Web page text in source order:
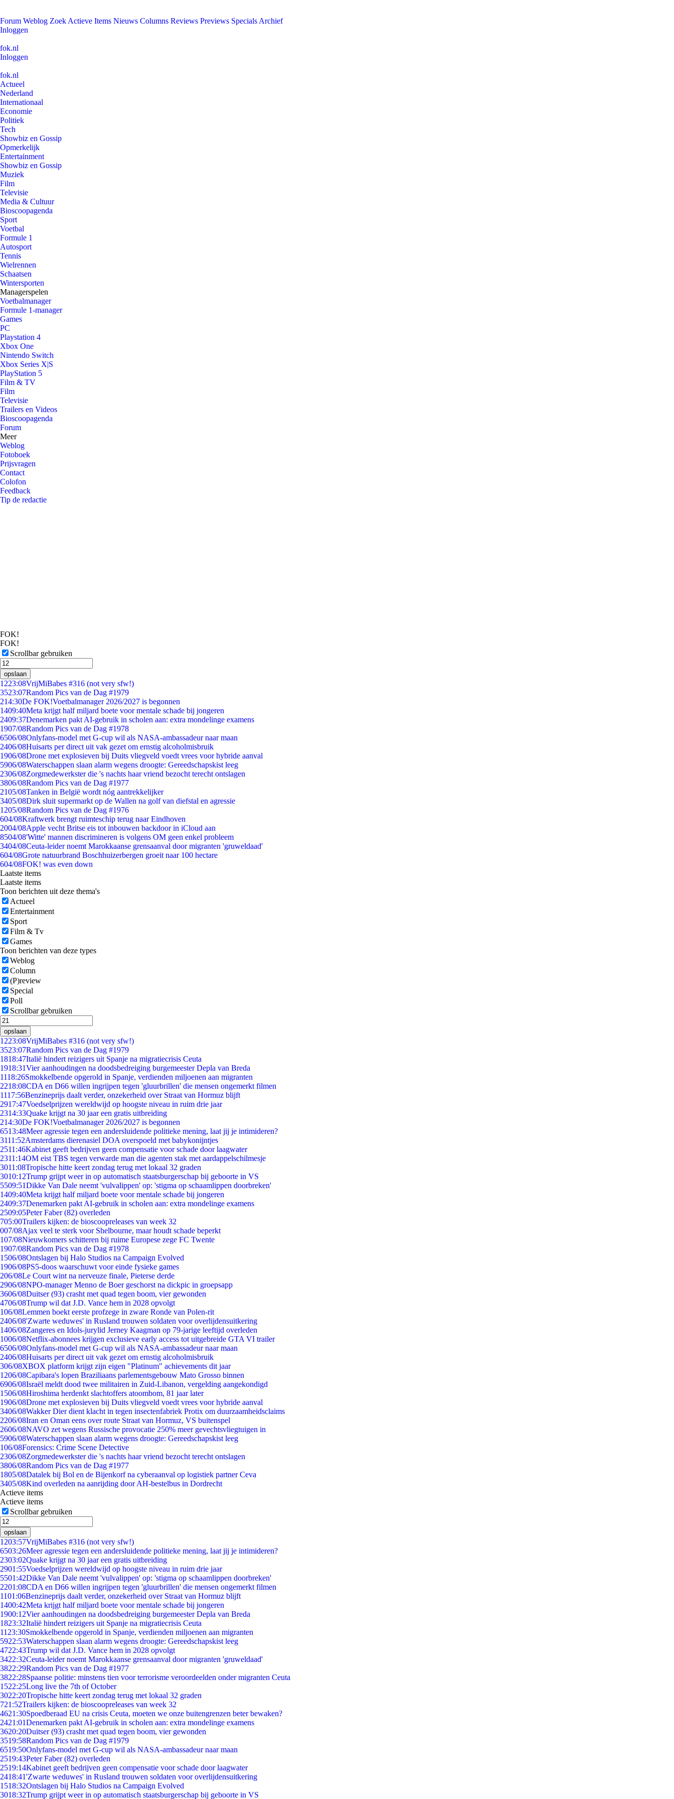
Forum Weblog Zoek Actieve Items Nieuws Columns Reviews Previews Specials Archief
Inloggen
fok.nl
Inloggen
fok.nl
Actueel
Nederland
Internationaal
Economie
Politiek
Tech
Showbiz en Gossip
Opmerkelijk
Entertainment
Showbiz en Gossip
Muziek
Film
Televisie
Media & Cultuur
Bioscoopagenda
Sport
Voetbal
Formule 1
Autosport
Tennis
Wielrennen
Schaatsen
Wintersporten
Managerspelen
Voetbalmanager
Formule 1-manager
Games
PC
Playstation 4
Xbox One
Nintendo Switch
Xbox Series X|S
PlayStation 5
Film & TV
Film
Televisie
Trailers en Videos
Bioscoopagenda
Forum
Meer
Weblog
Fotoboek
Prijsvragen
Contact
Colofon
Feedback
Tip de redactie
FOK!
FOK!
Scrollbar gebruiken
opslaan
1223:08VrijMiBabes #316 (not very sfw!)
3523:07Random Pics van de Dag #1979
214:30De FOK!Voetbalmanager 2026/2027 is begonnen
1409:40Meta krijgt half miljard boete voor mentale schade bij jongeren
2409:37Denemarken pakt AI-gebruik in scholen aan: extra mondelinge examens
1907/08Random Pics van de Dag #1978
6506/08Onlyfans-model met G-cup wil als NASA-ambassadeur naar maan
2406/08Huisarts per direct uit vak gezet om ernstig alcoholmisbruik
1906/08Drone met explosieven bij Duits vliegveld voedt vrees voor hybride aanval
5906/08Waterschappen slaan alarm wegens droogte: Gereedschapskist leeg
2306/08Zorgmedewerkster die 's nachts haar vriend bezocht terecht ontslagen
3806/08Random Pics van de Dag #1977
2105/08Tanken in België wordt nóg aantrekkelijker
3405/08Dirk sluit supermarkt op de Wallen na golf van diefstal en agressie
1205/08Random Pics van de Dag #1976
604/08Kraftwerk brengt ruimteschip terug naar Eindhoven
2004/08Apple vecht Britse eis tot inbouwen backdoor in iCloud aan
8504/08'Witte' mannen discrimineren is volgens OM geen enkel probleem
3404/08Ceuta-leider noemt Marokkaanse grensaanval door migranten 'gruweldaad'
604/08Grote natuurbrand Boschhuizerbergen groeit naar 100 hectare
604/08FOK! was even down
Laatste items
Laatste items
Toon berichten uit deze thema's
Actueel
Entertainment
Sport
Film & Tv
Games
Toon berichten van deze types
Weblog
Column
(P)review
Special
Poll
Scrollbar gebruiken
opslaan
1223:08VrijMiBabes #316 (not very sfw!)
3523:07Random Pics van de Dag #1979
1818:47Italië hindert reizigers uit Spanje na migratiecrisis Ceuta
1918:31Vier aanhoudingen na doodsbedreiging burgemeester Depla van Breda
1118:26Smokkelbende opgerold in Spanje, verdienden miljoenen aan migranten
2218:08CDA en D66 willen ingrijpen tegen 'gluurbrillen' die mensen ongemerkt filmen
1117:56Benzineprijs daalt verder, onzekerheid over Straat van Hormuz blijft
2917:47Voedselprijzen wereldwijd op hoogste niveau in ruim drie jaar
2314:33Quake krijgt na 30 jaar een gratis uitbreiding
214:30De FOK!Voetbalmanager 2026/2027 is begonnen
6513:48Meer agressie tegen een andersluidende politieke mening, laat jij je intimideren?
3111:52Amsterdams dierenasiel DOA overspoeld met babykonijntjes
2511:46Kabinet geeft bedrijven geen compensatie voor schade door laagwater
2311:14OM eist TBS tegen verwarde man die agenten stak met aardappelschilmesje
3011:08Tropische hitte keert zondag terug met lokaal 32 graden
3010:12Trump grijpt weer in op automatisch staatsburgerschap bij geboorte in VS
5509:51Dikke Van Dale neemt 'vulvalippen' op: 'stigma op schaamlippen doorbreken'
1409:40Meta krijgt half miljard boete voor mentale schade bij jongeren
2409:37Denemarken pakt AI-gebruik in scholen aan: extra mondelinge examens
2509:05Peter Faber (82) overleden
705:00Trailers kijken: de bioscoopreleases van week 32
007/08Ajax veel te sterk voor Shelbourne, maar houdt schade beperkt
107/08Nieuwkomers schitteren bij ruime Europese zege FC Twente
1907/08Random Pics van de Dag #1978
1506/08Ontslagen bij Halo Studios na Campaign Evolved
1906/08PS5-doos waarschuwt voor einde fysieke games
206/08Le Court wint na nerveuze finale, Pieterse derde
2906/08NPO-manager Menno de Boer geschorst na dickpic in groepsapp
3606/08Duitser (93) crasht met quad tegen boom, vier gewonden
4706/08Trump wil dat J.D. Vance hem in 2028 opvolgt
106/08Lemmen boekt eerste profzege in zware Ronde van Polen-rit
2406/08'Zwarte weduwes' in Rusland trouwen soldaten voor overlijdensuitkering
1406/08Zangeres en Idols-jurylid Jerney Kaagman op 79-jarige leeftijd overleden
1006/08Netflix-abonnees krijgen exclusieve early access tot uitgebreide GTA VI trailer
6506/08Onlyfans-model met G-cup wil als NASA-ambassadeur naar maan
2406/08Huisarts per direct uit vak gezet om ernstig alcoholmisbruik
306/08XBOX platform krijgt zijn eigen "Platinum" achievements dit jaar
1206/08Capibara's lopen Braziliaans parlementsgebouw Mato Grosso binnen
6906/08Israël meldt dood twee militairen in Zuid-Libanon, vergelding aangekondigd
1506/08Hiroshima herdenkt slachtoffers atoombom, 81 jaar later
1906/08Drone met explosieven bij Duits vliegveld voedt vrees voor hybride aanval
3406/08Wakker Dier dient klacht in tegen insectenfabriek Protix om duurzaamheidsclaims
2206/08Iran en Oman eens over route Straat van Hormuz, VS buitenspel
2606/08NAVO zet wegens Russische provocatie 250% meer gevechtsvliegtuigen in
5906/08Waterschappen slaan alarm wegens droogte: Gereedschapskist leeg
106/08Forensics: Crime Scene Detective
2306/08Zorgmedewerkster die 's nachts haar vriend bezocht terecht ontslagen
3806/08Random Pics van de Dag #1977
1805/08Datalek bij Bol en de Bijenkorf na cyberaanval op logistiek partner Ceva
3405/08Kind overleden na aanrijding door AH-bestelbus in Dordrecht
Actieve items
Actieve items
Scrollbar gebruiken
opslaan
1203:57VrijMiBabes #316 (not very sfw!)
6503:26Meer agressie tegen een andersluidende politieke mening, laat jij je intimideren?
2303:02Quake krijgt na 30 jaar een gratis uitbreiding
2901:55Voedselprijzen wereldwijd op hoogste niveau in ruim drie jaar
5501:42Dikke Van Dale neemt 'vulvalippen' op: 'stigma op schaamlippen doorbreken'
2201:08CDA en D66 willen ingrijpen tegen 'gluurbrillen' die mensen ongemerkt filmen
1101:06Benzineprijs daalt verder, onzekerheid over Straat van Hormuz blijft
1400:42Meta krijgt half miljard boete voor mentale schade bij jongeren
1900:12Vier aanhoudingen na doodsbedreiging burgemeester Depla van Breda
1823:32Italië hindert reizigers uit Spanje na migratiecrisis Ceuta
11 23:30Smokkelbende opgerold in Spanje, verdienden miljoenen aan migranten
5922:53Waterschappen slaan alarm wegens droogte: Gereedschapskist leeg
4722:43Trump wil dat J.D. Vance hem in 2028 opvolgt
3422:32Ceuta-leider noemt Marokkaanse grensaanval door migranten 'gruweldaad'
3822:29Random Pics van de Dag #1977
3822:28Spaanse politie: minstens tien voor terrorisme veroordeelden onder migranten Ceuta
1522:25Long live the 7th of October
3022:20Tropische hitte keert zondag terug met lokaal 32 graden
721:52Trailers kijken: de bioscoopreleases van week 32
4621:30Spoedberaad EU na crisis Ceuta, moeten we onze buitengrenzen beter bewaken?
2421:01Denemarken pakt AI-gebruik in scholen aan: extra mondelinge examens
3620:20Duitser (93) crasht met quad tegen boom, vier gewonden
3519:58Random Pics van de Dag #1979
6519:50Onlyfans-model met G-cup wil als NASA-ambassadeur naar maan
2519:43Peter Faber (82) overleden
2519:14Kabinet geeft bedrijven geen compensatie voor schade door laagwater
2418:41'Zwarte weduwes' in Rusland trouwen soldaten voor overlijdensuitkering
1518:32Ontslagen bij Halo Studios na Campaign Evolved
3018:32Trump grijpt weer in op automatisch staatsburgerschap bij geboorte in VS